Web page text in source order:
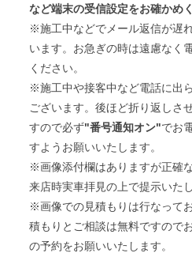
など端末の受信設定をお確かめ
※施工中などでメール返信が遅
います。お急ぎの時は遠慮なく
ください。
※施工中や接客中など電話に出
ございます。後ほど折り返しさ
すので必ず"番号通知オン"でお
すようお願いいたします。
※画像添付欄はありますが正確
来店時実車拝見の上で提示いたし
※画像での見積もりは行なって
積もりとご相談は無料ですので
の予約をお願いいたします。